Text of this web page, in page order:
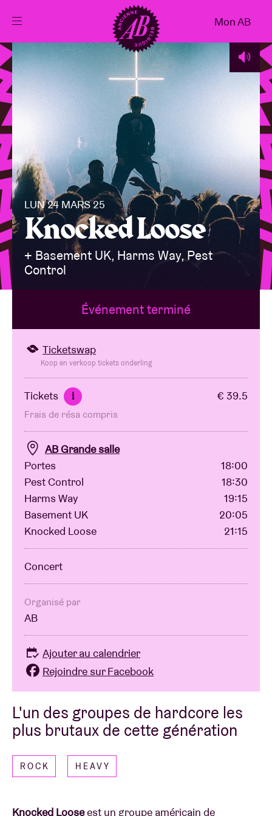
FR
Agenda
Projets
Actualités
Infos visiteurs
AB ❤ you
Location de salles
BRDCST
Chèque-concert
À propos de l'AB
Contact
Mon AB
LUN 24 MARS 25
Knocked Loose
+ Basement UK, Harms Way, Pest
Control
L'un des groupes de hardcore les
plus brutaux de cette génération
ROCK HEAVY
Knocked Looseest un groupe américain de
Événement terminé
Ticketswap
Koop en verkoop tickets onderling
Tickets i € 39.5
Frais de résa compris
AB Grande salle
Portes
18:00
Pest Control
18:30
Harms Way
19:15
Basement UK
20:05
Knocked Loose
21:15
Concert
Organisé par
AB
Ajouter au calendrier
Rejoindre sur Facebook